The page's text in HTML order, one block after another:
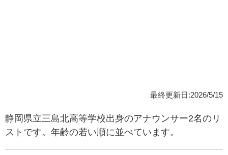
最終更新日:2026/5/15
静岡県立三島北高等学校出身のアナウンサー2名のリ
ストです。年齢の若い順に並べています。